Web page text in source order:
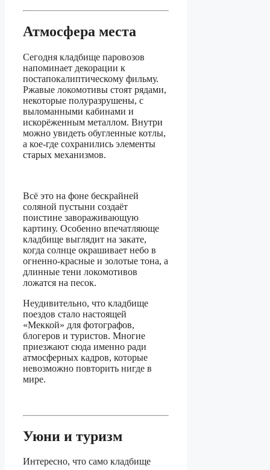
Атмосфера места
Сегодня кладбище паровозов
напоминает декорации к
постапокалиптическому фильму.
Ржавые локомотивы стоят рядами,
некоторые полуразрушены, с
выломанными кабинами и
искорёженным металлом. Внутри
можно увидеть обугленные котлы,
а кое-где сохранились элементы
старых механизмов.
Всё это на фоне бескрайней
соляной пустыни создаёт
поистине завораживающую
картину. Особенно впечатляюще
кладбище выглядит на закате,
когда солнце окрашивает небо в
огненно-красные и золотые тона, а
длинные тени локомотивов
ложатся на песок.
Неудивительно, что кладбище
поездов стало настоящей
«Меккой» для фотографов,
блогеров и туристов. Многие
приезжают сюда именно ради
атмосферных кадров, которые
невозможно повторить нигде в
мире.
Уюни и туризм
Интересно, что само кладбище